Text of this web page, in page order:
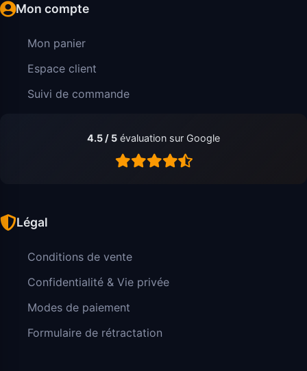
Mon compte
Mon panier
Espace client
Suivi de commande
4.5 / 5 évaluation sur Google
Légal
Conditions de vente
Confidentialité & Vie privée
Modes de paiement
Formulaire de rétractation